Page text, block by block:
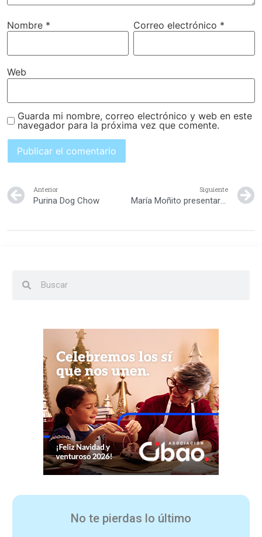
Nombre * Correo electrónico *
Web
Guarda mi nombre, correo electrónico y web en este
navegador para la próxima vez que comente.
Anterior
Purina Dog Chow
Siguiente
María Moñito presentará concierto “Qué bonita es mi ciudad”
No te pierdas lo último